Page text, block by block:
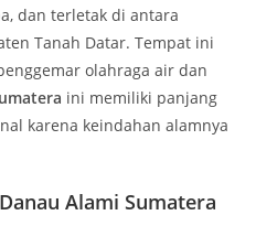
dan terletak di antara
Tanah Datar. Tempat ini
olahraga air dan
ini memiliki panjang
karena keindahan alamnya
Alami Sumatera